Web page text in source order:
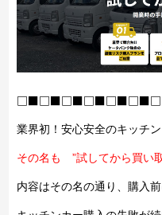
業界初！安心安全のキッチ
その名も ”試してから買い
内容はその名の通り、購入